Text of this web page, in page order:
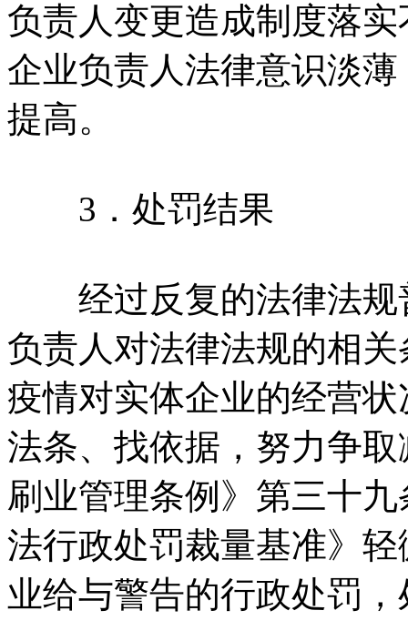
负责人变更造成制度落
企业负责人法律意识淡
提高。
3．处罚结果
经过反复的法律法规
负责人对法律法规的相
疫情对实体企业的经营
法条、找依据，努力争
刷业管理条例》第三十
法行政处罚裁量基准》
业给与警告的行政处罚